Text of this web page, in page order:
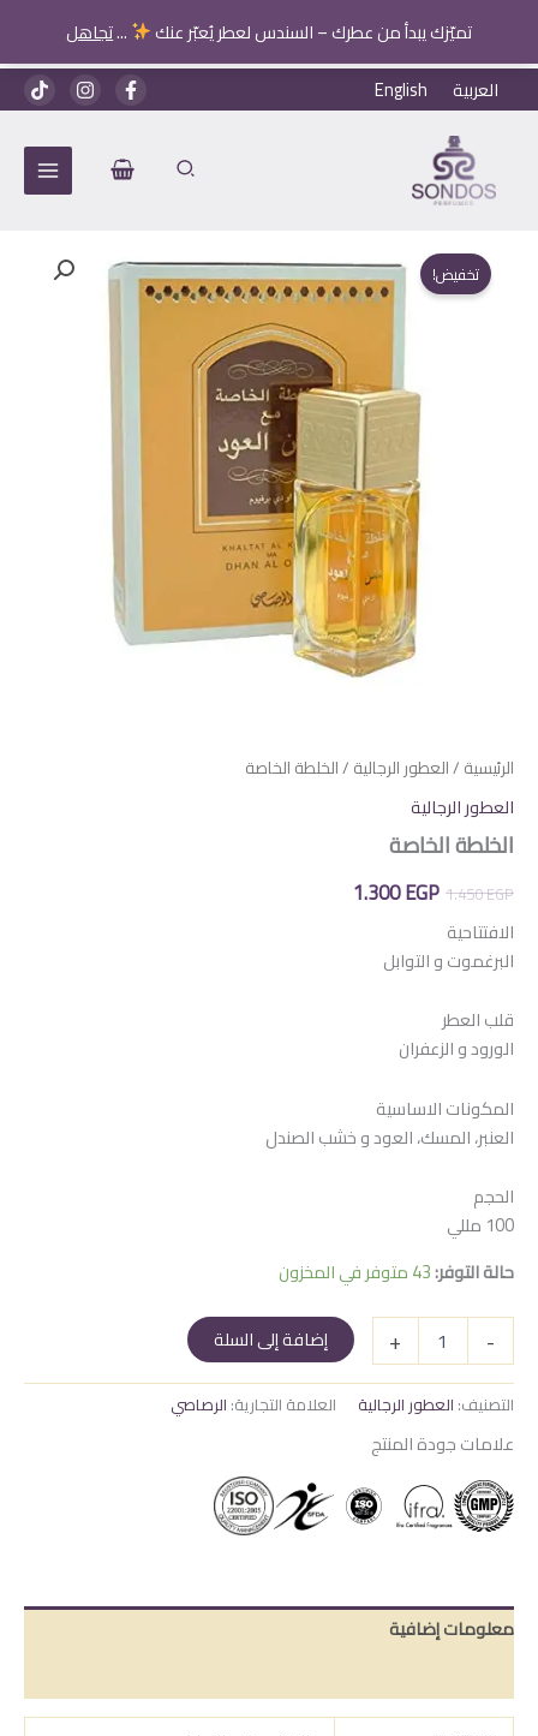
تميّزك يبدأ من عطرك – السندس لعطر يُعبّر عنك ...تجاهل
تخطي
إلى
العربية English
تخفيض!
الرئيسية /العطور الرجالية / الخلطة الخاصة
العطور الرجالية
الخلطة الخاصة
1.450EGP
السعر
هو:
1.300EGP
الافتتاحية
البرغموت و التوابل
قلب العطر
الورود و الزعفران
المكونات الاساسية
العنبر، المسك، العود و خشب الصندل
الحجم
100 مللي
حالة التوفر:43 متوفر في المخزون
-
كمية
الخلطة
الخاصة
+ إضافة إلى السلة
التصنيف: العطور الرجالية العلامة التجارية: الرصاصي
علامات جودة المنتج
معلومات إضافية